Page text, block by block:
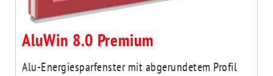
AluWin 8.0 Premium
Alu-Energiesparfenster mit abgerundetem Profil